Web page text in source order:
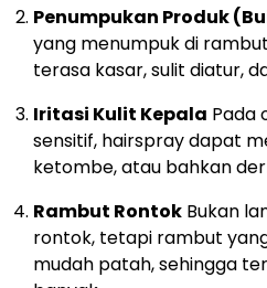
Penumpukan Produk
yang menumpuk di
terasa kasar, sulit diatur,
Iritasi Kulit Kepala Pada
sensitif, hairspray dapat
ketombe, atau bahkan
Rambut Rontok Bukan
rontok, tetapi rambut
mudah patah, sehingga